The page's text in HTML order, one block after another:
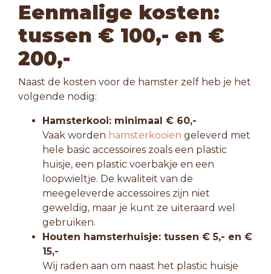
Eenmalige kosten:
tussen € 100,- en €
200,-
Naast de kosten voor de hamster zelf heb je het
volgende nodig:
Hamsterkooi: minimaal € 60,-
Vaak worden hamsterkooien geleverd met
hele basic accessoires zoals een plastic
huisje, een plastic voerbakje en een
loopwieltje. De kwaliteit van de
meegeleverde accessoires zijn niet
geweldig, maar je kunt ze uiteraard wel
gebruiken.
Houten hamsterhuisje: tussen € 5,- en €
15,-
Wij raden aan om naast het plastic huisje